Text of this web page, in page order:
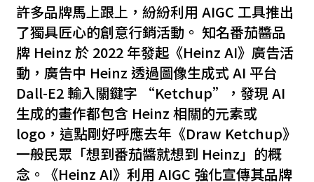
許多品牌馬上跟上，紛紛利用 AIGC 工具推出
了獨具匠心的創意行銷活動。 知名番茄醬品
牌 Heinz 於 2022 年發起《Heinz AI》廣告活
動，廣告中 Heinz 透過圖像生成式 AI 平台
Dall-E2 輸入關鍵字 “Ketchup”，發現 AI
生成的畫作都包含 Heinz 相關的元素或
logo，這點剛好呼應去年《Draw Ketchup》
一般民眾「想到番茄醬就想到 Heinz」的概
念。《Heinz AI》利用 AIGC 強化宣傳其品牌